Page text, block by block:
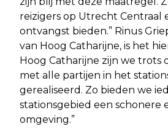
reizigers op Utrecht Centraal
ontvangst bieden.” Rinus
van Hoog Catharijne, is het
Hoog Catharijne zijn we trots
met alle partijen in het
gerealiseerd. Zo bieden we
stationsgebied een schonere
omgeving.”